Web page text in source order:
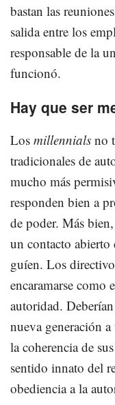
bastan las
salida entre los
responsable de la
funcionó.
Hay que ser
Los millennials no
tradicionales de
mucho más
responden bien a
de poder. Más
un contacto
guíen. Los
encaramarse como
autoridad.
nueva generación
la coherencia de
sentido innato del
obediencia a la